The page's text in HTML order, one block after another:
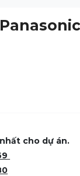
cho dự án.